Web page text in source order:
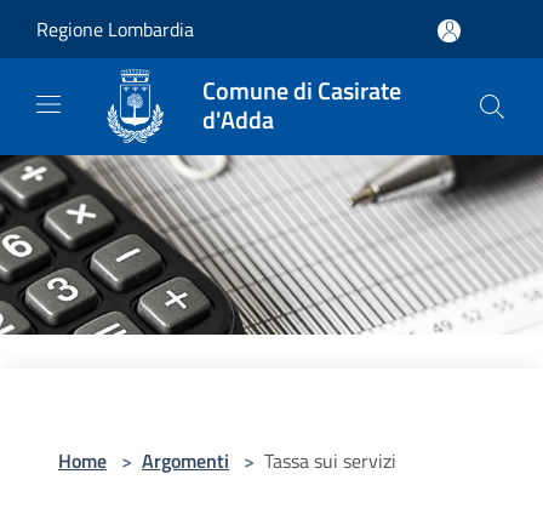
Regione Lombardia
Comune di Casirate
d'Adda
Home > Argomenti > Tassa sui servizi